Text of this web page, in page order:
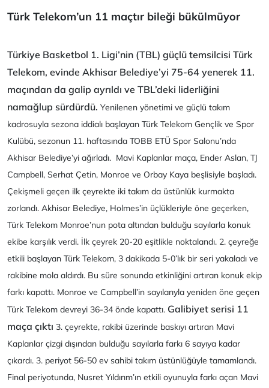
Türk Telekom’un 11 maçtır bileği bükülmüyor
Türkiye Basketbol 1. Ligi’nin (TBL) güçlü temsilcisi Türk
Telekom, evinde Akhisar Belediye’yi 75-64 yenerek 11.
maçından da galip ayrıldı ve TBL’deki liderliğini
namağlup sürdürdü. Yenilenen yönetimi ve güçlü takım
kadrosuyla sezona iddialı başlayan Türk Telekom Gençlik ve Spor
Kulübü, sezonun 11. haftasında TOBB ETÜ Spor Salonu’nda
Akhisar Belediye’yi ağırladı. Mavi Kaplanlar maça, Ender Aslan, TJ
Campbell, Serhat Çetin, Monroe ve Orbay Kaya beşlisiyle başladı.
Çekişmeli geçen ilk çeyrekte iki takım da üstünlük kurmakta
zorlandı. Akhisar Belediye, Holmes’in üçlükleriyle öne geçerken,
Türk Telekom Monroe’nun pota altından bulduğu sayılarla konuk
ekibe karşılık verdi. İlk çeyrek 20-20 eşitlikle noktalandı. 2. çeyreğe
etkili başlayan Türk Telekom, 3 dakikada 5-0’lık bir seri yakaladı ve
rakibine mola aldırdı. Bu süre sonunda etkinliğini artıran konuk ekip
farkı kapattı. Monroe ve Campbell’in sayılarıyla yeniden öne geçen
Türk Telekom devreyi 36-34 önde kapattı. Galibiyet serisi 11
maça çıktı 3. çeyrekte, rakibi üzerinde baskıyı artıran Mavi
Kaplanlar çizgi dışından bulduğu sayılarla farkı 6 sayıya kadar
çıkardı. 3. periyot 56-50 ev sahibi takım üstünlüğüyle tamamlandı.
Final periyotunda, Nusret Yıldırım’ın etkili oyunuyla farkı açan Mavi